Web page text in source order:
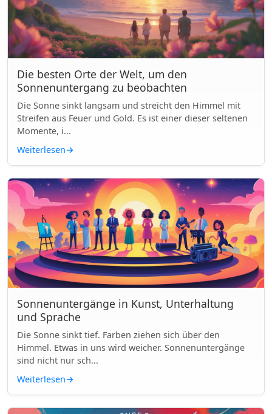
Die besten Orte der Welt, um den
Sonnenuntergang zu beobachten
Die Sonne sinkt langsam und streicht den Himmel mit
Streifen aus Feuer und Gold. Es ist einer dieser seltenen
Momente, i...
Weiterlesen→
Sonnenuntergänge in Kunst, Unterhaltung
und Sprache
Die Sonne sinkt tief. Farben ziehen sich über den
Himmel. Etwas in uns wird weicher. Sonnenuntergänge
sind nicht nur sch...
Weiterlesen→